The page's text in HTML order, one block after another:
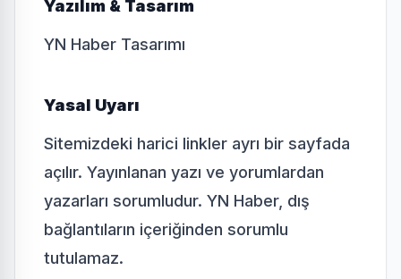
Yazılım & Tasarım
YN Haber Tasarımı
Yasal Uyarı
Sitemizdeki harici linkler ayrı bir sayfada
açılır. Yayınlanan yazı ve yorumlardan
yazarları sorumludur. YN Haber, dış
bağlantıların içeriğinden sorumlu
tutulamaz.